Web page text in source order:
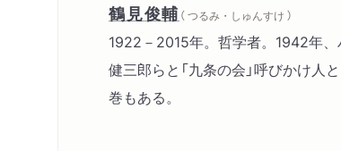
鶴見俊輔 （ つるみ・しゅんすけ ）
1922－2015年。哲学者。1942年
健三郎らと「九条の会」呼びかけ人
巻もある。